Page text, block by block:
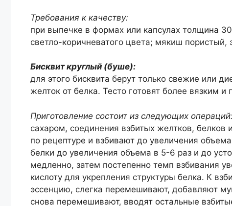
Требования к качеству:
при выпечке в формах или капсулах толщина
светло-коричневатого цвета; мякиш пористый,
Бисквит круглый (буше):
для этого бисквита берут только свежие или
желток от белка. Тесто готовят более вязким
Приготовление состоит из следующих операций:
сахаром, соединения взбитых желтков,
по рецептуре и взбивают до увеличения
белки до увеличения объема в 5-6 раз и до
медленно, затем постепенно темп взбивания
кислоту для укрепления структуры белка. К
эссенцию, слегка перемешивают, добавляют
снова перемешивают, вводят остальные